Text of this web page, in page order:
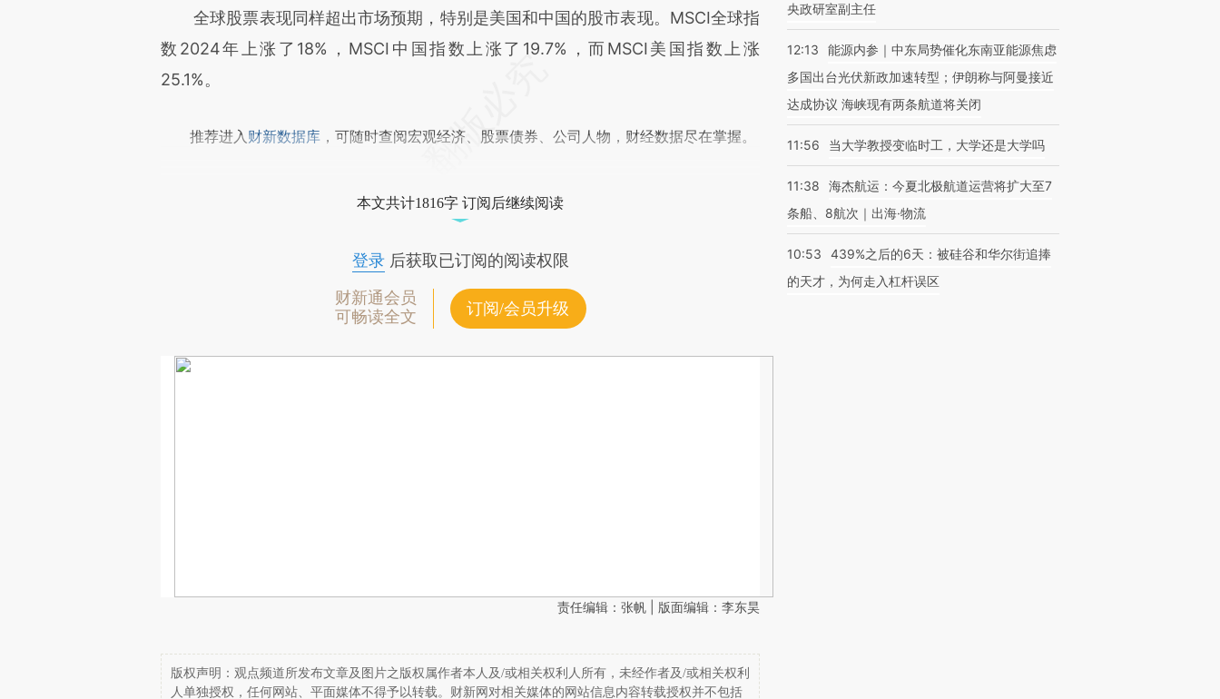
全球股票表现同样超出市场预期，特别是美国和中国的股市表现。MSCI全球指
数2024年上涨了18%，MSCI中国指数上涨了19.7%，而MSCI美国指数上涨
25.1%。
推荐进入 财新数据库 ，可随时查阅宏观经济、股票债券、公司人物，财经数据尽在掌握。
本文共计1816字 订阅后继续阅读
登录后获取已订阅的阅读权限
财新通会员
可畅读全文
订阅/会员升级
责任编辑：张帆 | 版面编辑：李东昊
版权声明：观点频道所发布文章及图片之版权属作者本人及/或相关权利人所有，未经作者及/或相关权利
人单独授权，任何网站、平面媒体不得予以转载。财新网对相关媒体的网站信息内容转载授权并不包括
央政研室副主任
12:13
能源内参｜中东局势催化东南亚能源焦虑
多国出台光伏新政加速转型；伊朗称与阿曼接近
达成协议 海峡现有两条航道将关闭
11:56 当大学教授变临时工，大学还是大学吗
11:38
海杰航运：今夏北极航道运营将扩大至7
条船、8航次｜出海·物流
10:53
439%之后的6天：被硅谷和华尔街追捧
的天才，为何走入杠杆误区